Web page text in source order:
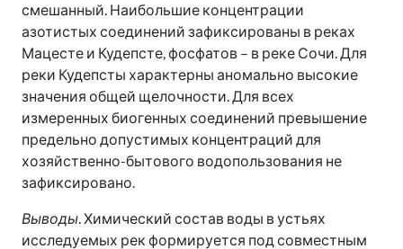
смешанный. Наибольшие концентрации
азотистых соединений зафиксированы в реках
Мацесте и Кудепсте, фосфатов – в реке Сочи. Для
реки Кудепсты характерны аномально высокие
значения общей щелочности. Для всех
измеренных биогенных соединений превышение
предельно допустимых концентраций для
хозяйственно-бытового водопользования не
зафиксировано.
Выводы. Химический состав воды в устьях
исследуемых рек формируется под совместным